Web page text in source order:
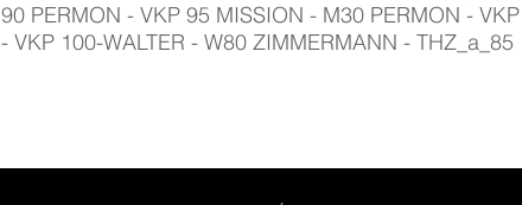
90 PERMON - VKP 95 MISSION - M30 PERMON -
- VKP 100-WALTER - W80 ZIMMERMANN - THZ_a_85